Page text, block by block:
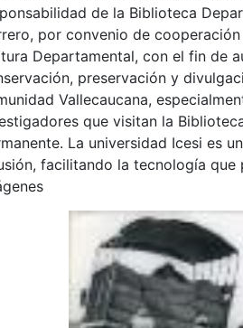
de la Biblioteca
por convenio de
Departamental, con el fin de
preservación y
Vallecaucana,
que visitan la
La universidad Icesi es
facilitando la tecnología que